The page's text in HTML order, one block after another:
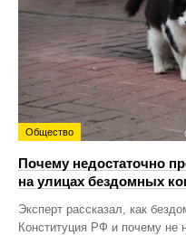
Общество
Почему недостаточно
на улицах бездомных
Эксперт рассказал, как
Конституция РФ и почему не